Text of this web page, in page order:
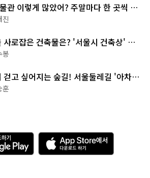
관 이렇게 많았어? 주말마다 한 곳씩 떠
진
사로잡은 건축물은? '서울시 건축상' 수
봉
걷고 싶어지는 숲길! 서울둘레길 '아차산
훈
A
p
p